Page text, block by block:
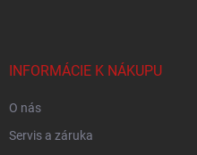
INFORMÁCIE K NÁKUPU
O nás
Servis a záruka